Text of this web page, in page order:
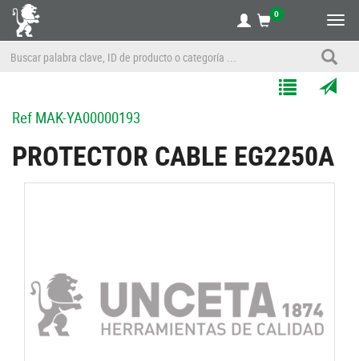
0
correo
a
un
Listas
RefMAK-YA00000193
PROTECTOR CABLE EG2250A